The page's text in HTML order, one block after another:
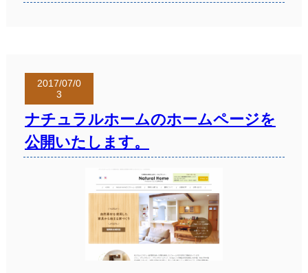
2017/07/0
3
ナチュラルホームのホームページを
公開いたします。